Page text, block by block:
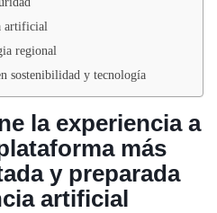
artificial
regional
sostenibilidad y tecnología
la experiencia a
más
y preparada
artificial